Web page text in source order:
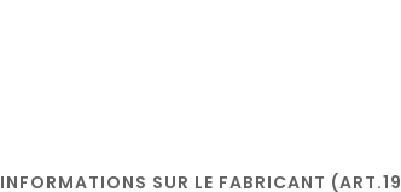
INFORMATIONS SUR LE FABRICANT (ART.19